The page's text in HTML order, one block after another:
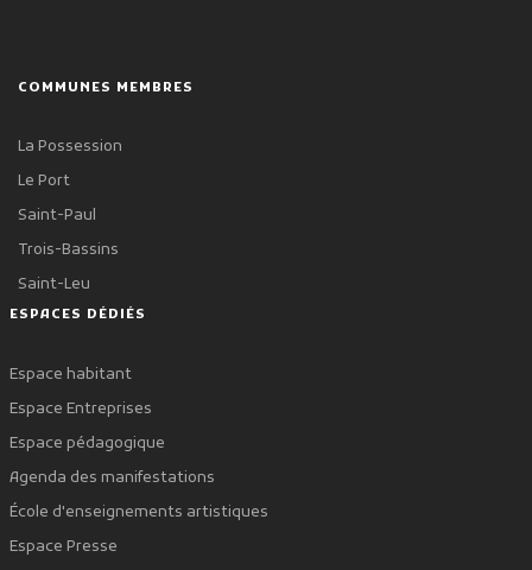
COMMUNES MEMBRES
La Possession
Le Port
Saint-Paul
Trois-Bassins
Saint-Leu
ESPACES DÉDIÉS
Espace habitant
Espace Entreprises
Espace pédagogique
Agenda des manifestations
École d'enseignements artistiques
Espace Presse